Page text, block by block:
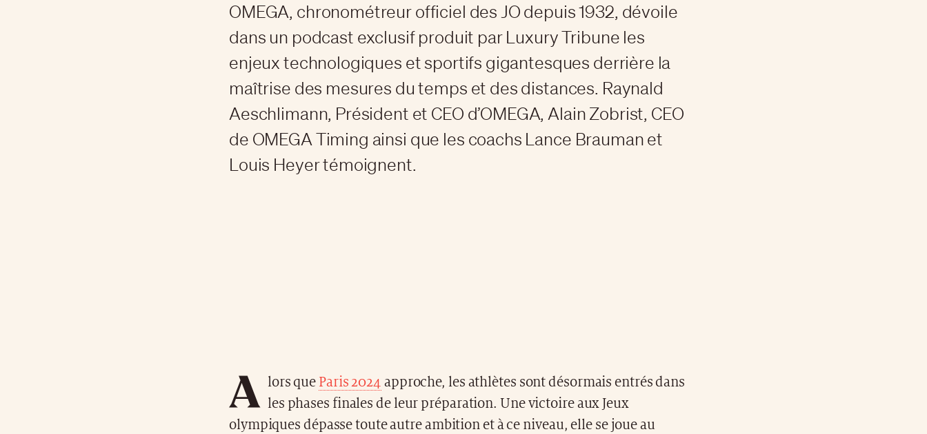
OMEGA, chronométreur officiel des JO depuis 1932, dévoile
dans un podcast exclusif produit par Luxury Tribune les
enjeux technologiques et sportifs gigantesques derrière la
maîtrise des mesures du temps et des distances. Raynald
Aeschlimann, Président et CEO d’OMEGA, Alain Zobrist, CEO
de OMEGA Timing ainsi que les coachs Lance Brauman et
Louis Heyer témoignent.
A lors que Paris 2024 approche, les athlètes sont désormais entrés dans
les phases finales de leur préparation. Une victoire aux Jeux
olympiques dépasse toute autre ambition et à ce niveau, elle se joue au